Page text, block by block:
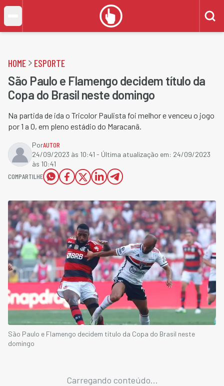
HOME ESPORTE
São Paulo e Flamengo decidem título da
Copa do Brasil neste domingo
Na partida de ida o Tricolor Paulista foi melhor e venceu o jogo
por 1 a 0, em pleno estádio do Maracanã.
PorAUTOR
24/09/2023 às 10:41 - Última atualização em: 24/09/2023
às 10:41
COMPARTILHE
São Paulo e Flamengo decidem título da Copa do Brasil neste
domingo
Carregando conteúdo...